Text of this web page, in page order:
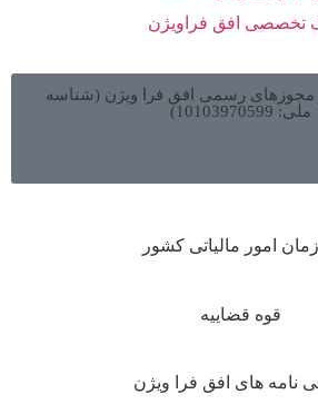
تخصصی افق فراویژن
مجوزهای رسمی افق فرا ویژن (شناسه
ملی: 10103970599)